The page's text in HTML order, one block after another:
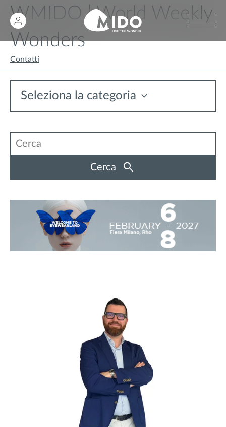
WMIDO | World Weekly
Wonders
Contatti
Seleziona la categoria
Cerca